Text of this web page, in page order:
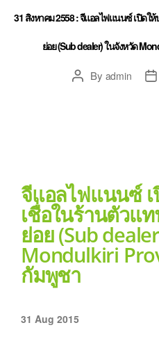
31 สิงหาคม 2558 : จีแอลไฟแนนซ์ เปิดใ
ย่อย (Sub dealer) ในจังหวัด
By admin
จีแอลไฟแนนซ์
เชื่อในร้านตัวแ
ย่อย (Sub
Mondulkiri
กัมพูชา
31 Aug 2015